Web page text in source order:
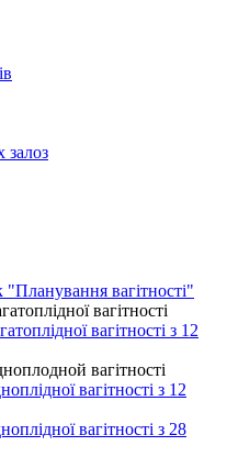
залоз
вагітності"
вагітності
вагітності з 12
вагітності
вагітності з 12
вагітності з 28